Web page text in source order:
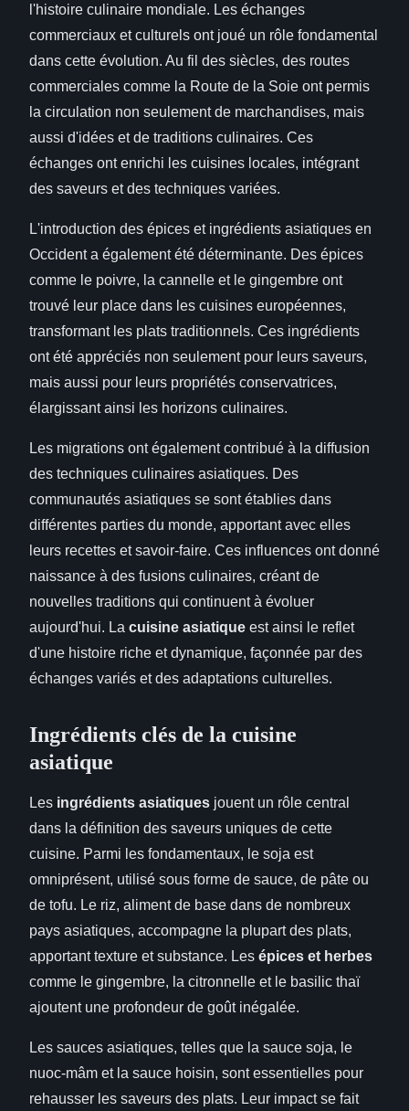
l'histoire culinaire mondiale. Les échanges
commerciaux et culturels ont joué un rôle fondamental
dans cette évolution. Au fil des siècles, des routes
commerciales comme la Route de la Soie ont permis
la circulation non seulement de marchandises, mais
aussi d'idées et de traditions culinaires. Ces
échanges ont enrichi les cuisines locales, intégrant
des saveurs et des techniques variées.
L'introduction des épices et ingrédients asiatiques en
Occident a également été déterminante. Des épices
comme le poivre, la cannelle et le gingembre ont
trouvé leur place dans les cuisines européennes,
transformant les plats traditionnels. Ces ingrédients
ont été appréciés non seulement pour leurs saveurs,
mais aussi pour leurs propriétés conservatrices,
élargissant ainsi les horizons culinaires.
Les migrations ont également contribué à la diffusion
des techniques culinaires asiatiques. Des
communautés asiatiques se sont établies dans
différentes parties du monde, apportant avec elles
leurs recettes et savoir-faire. Ces influences ont donné
naissance à des fusions culinaires, créant de
nouvelles traditions qui continuent à évoluer
aujourd'hui. La cuisine asiatique est ainsi le reflet
d'une histoire riche et dynamique, façonnée par des
échanges variés et des adaptations culturelles.
Ingrédients clés de la cuisine
asiatique
Les ingrédients asiatiques jouent un rôle central
dans la définition des saveurs uniques de cette
cuisine. Parmi les fondamentaux, le soja est
omniprésent, utilisé sous forme de sauce, de pâte ou
de tofu. Le riz, aliment de base dans de nombreux
pays asiatiques, accompagne la plupart des plats,
apportant texture et substance. Les épices et herbes
comme le gingembre, la citronnelle et le basilic thaï
ajoutent une profondeur de goût inégalée.
Les sauces asiatiques, telles que la sauce soja, le
nuoc-mâm et la sauce hoisin, sont essentielles pour
rehausser les saveurs des plats. Leur impact se fait